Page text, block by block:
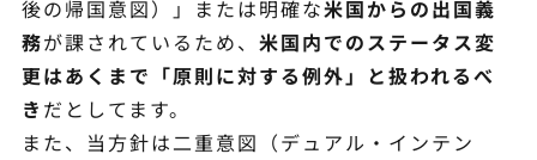
後の帰国意図）」または明確な米国からの出国義
務が課されているため、 米国内でのステータス変
更はあくまで「原則に対する例外」と扱われるべ
き だとしてます。
また、当方針は二重意図（デュアル・インテン